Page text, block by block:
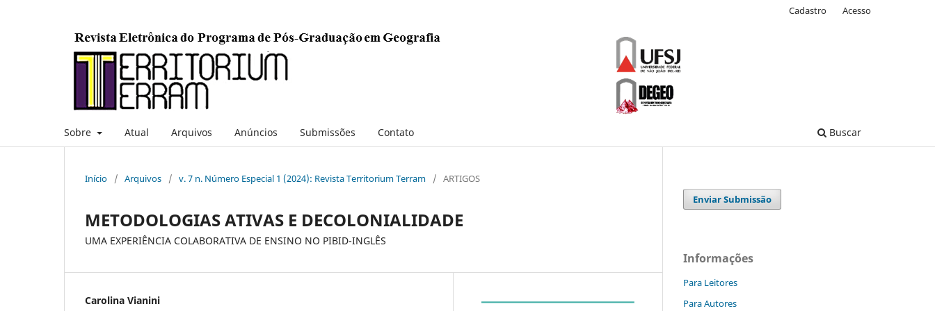
Sobre Atual Arquivos Anúncios Submissões Contato Buscar
Cadastro Acesso
Início / Arquivos / v. 7 n. Número Especial 1 (2024): Revista Territorium Terram / ARTIGOS
METODOLOGIAS ATIVAS E DECOLONIALIDADE
UMA EXPERIÊNCIA COLABORATIVA DE ENSINO NO PIBID-INGLÊS
Carolina Vianini
Enviar Submissão
Informações
Para Leitores
Para Autores